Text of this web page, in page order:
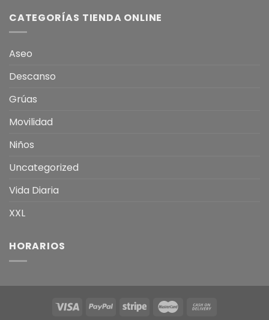
CATEGORÍAS TIENDA ONLINE
Aseo
Descanso
Grúas
Movilidad
Niños
Uncategorized
Vida Diaria
XXL
HORARIOS